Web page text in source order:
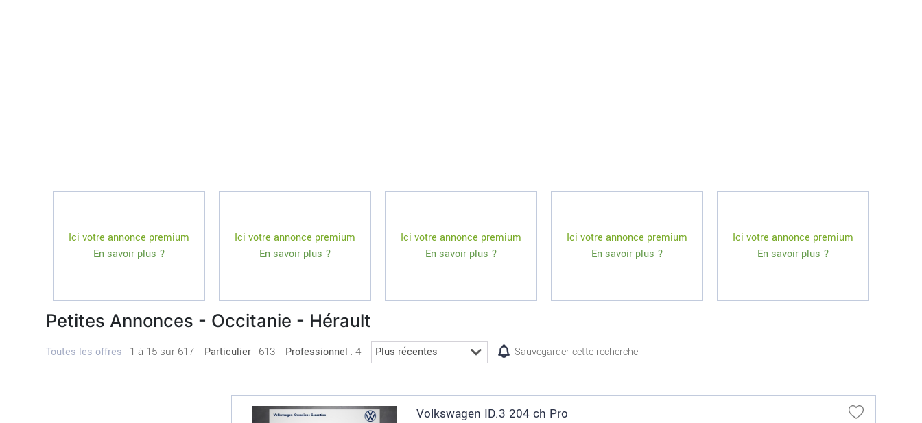
Ici votre annonce premium
En savoir plus ?
Ici votre annonce premium
En savoir plus ?
Ici votre annonce premium
En savoir plus ?
Ici votre annonce premium
En savoir plus ?
Ici votre annonce premium
En savoir plus ?
Petites Annonces - Occitanie - Hérault
Toutes les offres : 1 à 15 sur 617 Particulier : 613 Professionnel : 4 Sauvegarder cette recherche
Volkswagen ID.3 204 ch Pro